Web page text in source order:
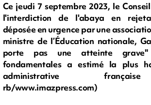
Ce jeudi 7 septembre 2023, le
l'interdiction de l'abaya en
déposée en urgence par une
ministre de l’Éducation nationale,
porte pas une atteinte
fondamentales a estimé la plus
administrative
rb/www.imazpress.com)